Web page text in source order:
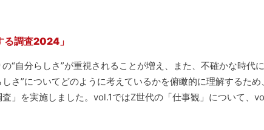
調査2024」
自分らしさ”が重視されることが増え、また、不確かな時代
さ”についてどのように考えているかを俯瞰的に理解するため
」を実施しました。vol.1ではZ世代の「仕事観」について、